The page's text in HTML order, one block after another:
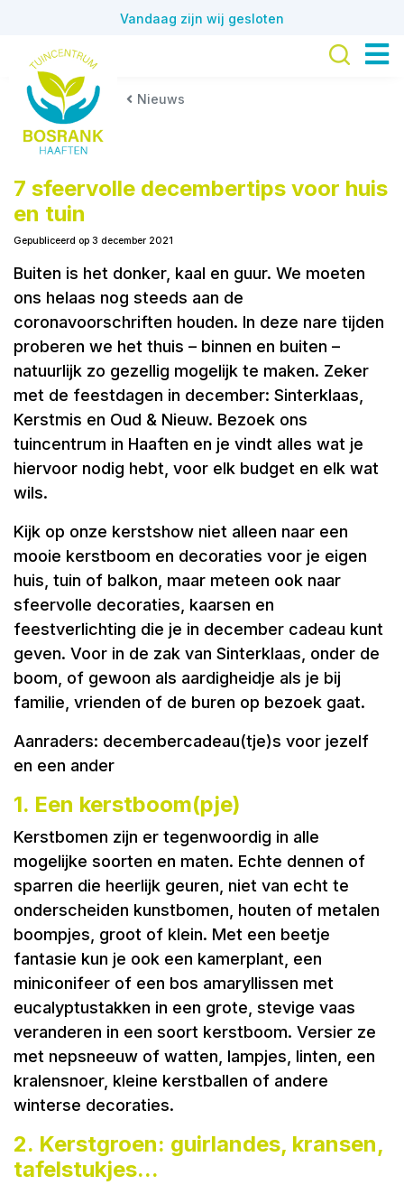
Nieuws
Vandaag zijn wij gesloten
7 sfeervolle decembertips voor huis
en tuin
Gepubliceerd op 3 december 2021
Buiten is het donker, kaal en guur. We moeten
ons helaas nog steeds aan de
coronavoorschriften houden. In deze nare tijden
proberen we het thuis – binnen en buiten –
natuurlijk zo gezellig mogelijk te maken. Zeker
met de feestdagen in december: Sinterklaas,
Kerstmis en Oud & Nieuw. Bezoek ons
tuincentrum in Haaften en je vindt alles wat je
hiervoor nodig hebt, voor elk budget en elk wat
wils.
Kijk op onze kerstshow niet alleen naar een
mooie kerstboom en decoraties voor je eigen
huis, tuin of balkon, maar meteen ook naar
sfeervolle decoraties, kaarsen en
feestverlichting die je in december cadeau kunt
geven. Voor in de zak van Sinterklaas, onder de
boom, of gewoon als aardigheidje als je bij
familie, vrienden of de buren op bezoek gaat.
Aanraders: decembercadeau(tje)s voor jezelf
en een ander
1. Een kerstboom(pje)
Kerstbomen zijn er tegenwoordig in alle
mogelijke soorten en maten. Echte dennen of
sparren die heerlijk geuren, niet van echt te
onderscheiden kunstbomen, houten of metalen
boompjes, groot of klein. Met een beetje
fantasie kun je ook een kamerplant, een
miniconifeer of een bos amaryllissen met
eucalyptustakken in een grote, stevige vaas
veranderen in een soort kerstboom. Versier ze
met nepsneeuw of watten, lampjes, linten, een
kralensnoer, kleine kerstballen of andere
winterse decoraties.
2. Kerstgroen: guirlandes, kransen,
tafelstukjes...